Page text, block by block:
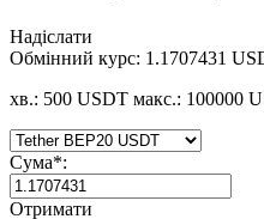
Надіслати
Обмінний курс: 1.1707431
хв.: 500 USDT макс.: 100000
Сума*:
Отримати